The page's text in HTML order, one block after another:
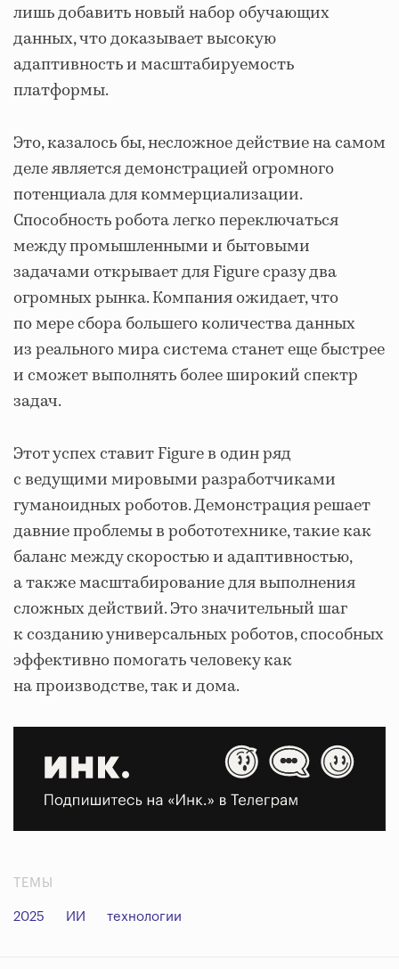
лишь добавить новый набор обучающих
данных, что доказывает высокую
адаптивность и масштабируемость
платформы.
Это, казалось бы, несложное действие на самом
деле является демонстрацией огромного
потенциала для коммерциализации.
Способность робота легко переключаться
между промышленными и бытовыми
задачами открывает для Figure сразу два
огромных рынка. Компания ожидает, что
по мере сбора большего количества данных
из реального мира система станет еще быстрее
и сможет выполнять более широкий спектр
задач.
Этот успех ставит Figure в один ряд
с ведущими мировыми разработчиками
гуманоидных роботов. Демонстрация решает
давние проблемы в робототехнике, такие как
баланс между скоростью и адаптивностью,
а также масштабирование для выполнения
сложных действий. Это значительный шаг
к созданию универсальных роботов, способных
эффективно помогать человеку как
на производстве, так и дома.
ТЕМЫ
2025 ИИ технологии